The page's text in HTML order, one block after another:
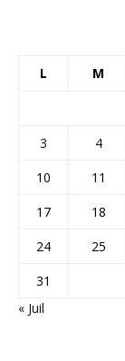
L M
3
4
10
11
17
18
24
25
31
« Juil